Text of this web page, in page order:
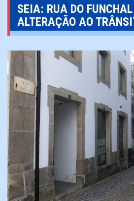
SEIA: RUA DO
ALTERAÇÃO AO